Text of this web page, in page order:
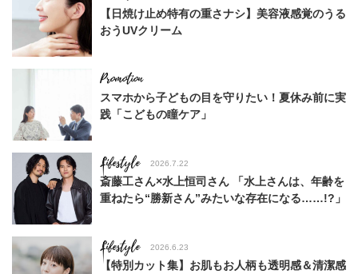
【日焼け止め特有の重さナシ】美容液感覚のうる
おうUVクリーム
スマホから子どもの目を守りたい！夏休み前に実
践「こどもの瞳ケア」
Lifestyle 2026.7.22
斎藤工さん×水上恒司さん 「水上さんは、年齢を
重ねたら“勝新さん”みたいな存在になる……!?」
Lifestyle 2026.6.23
【特別カット集】お肌もお人柄も透明感＆清潔感